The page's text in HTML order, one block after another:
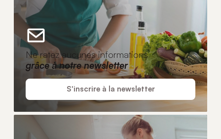
Ne ratez aucunes informations
grâce à notre newsletter
S'inscrire à la newsletter